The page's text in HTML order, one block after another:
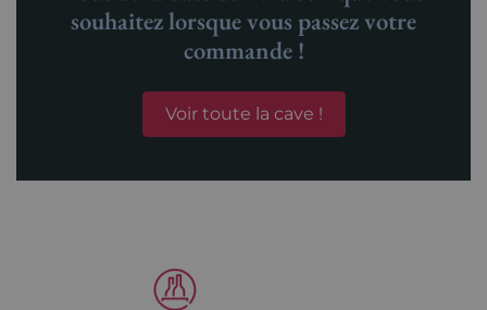
souhaitez lorsque vous passez votre
commande !
Voir toute la cave !